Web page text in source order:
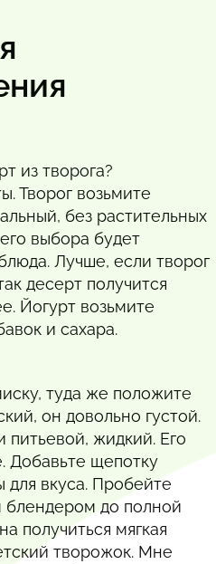
из творога?
Творог возьмите
без растительных
выбора будет
Лучше, если творог
десерт получится
Йогурт возьмите
и сахара.
туда же положите
он довольно густой.
питьевой, жидкий. Его
Добавьте щепотку
для вкуса. Пробейте
блендером до полной
получиться мягкая
творожок. Мне